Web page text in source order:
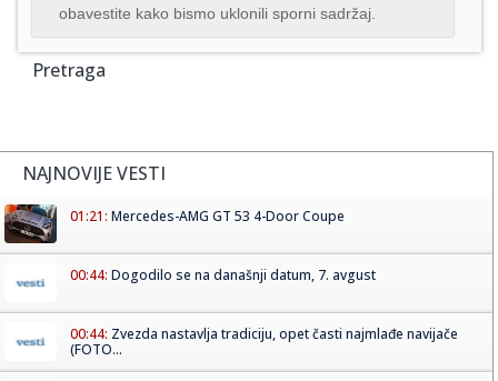
obavestite kako bismo uklonili sporni sadržaj.
Pretraga
NAJNOVIJE VESTI
01:21: Mercedes-AMG GT 53 4-Door Coupe
00:44: Dogodilo se na današnji datum, 7. avgust
00:44: Zvezda nastavlja tradiciju, opet časti najmlađe navijače
(FOTO...